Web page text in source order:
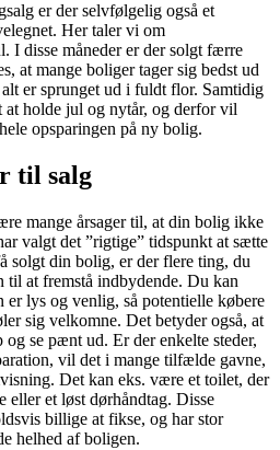
er der selvfølgelig også et
Her taler vi om
I disse måneder er der solgt færre
at mange boliger tager sig bedst ud
er sprunget ud i fuldt flor. Samtidig
holde jul og nytår, og derfor vil
opsparingen på ny bolig.
til salg
mange årsager til, at din bolig ikke
valgt det ”rigtige” tidspunkt at sætte
solgt din bolig, er der flere ting, du
til at fremstå indbydende. Du kan
er lys og venlig, så potentielle købere
sig velkomne. Det betyder også, at
se pænt ud. Er der enkelte steder,
vil det i mange tilfælde gavne,
Det kan eks. være et toilet, der
eller et løst dørhåndtag. Disse
billige at fikse, og har stor
helhed af boligen.